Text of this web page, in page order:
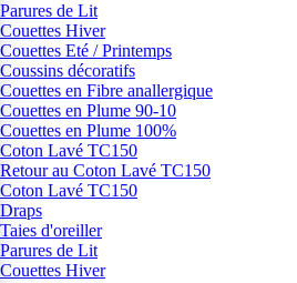
Parures de Lit
Couettes Hiver
Couettes Eté / Printemps
Coussins décoratifs
Couettes en Fibre anallergique
Couettes en Plume 90-10
Couettes en Plume 100%
Coton Lavé TC150
Retour au Coton Lavé TC150
Coton Lavé TC150
Draps
Taies d'oreiller
Parures de Lit
Couettes Hiver